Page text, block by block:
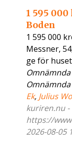
1 595
Boden
1 595 000
Messner,
ge för
Ek, Julius
kuriren.nu -
https://
2026-08-05